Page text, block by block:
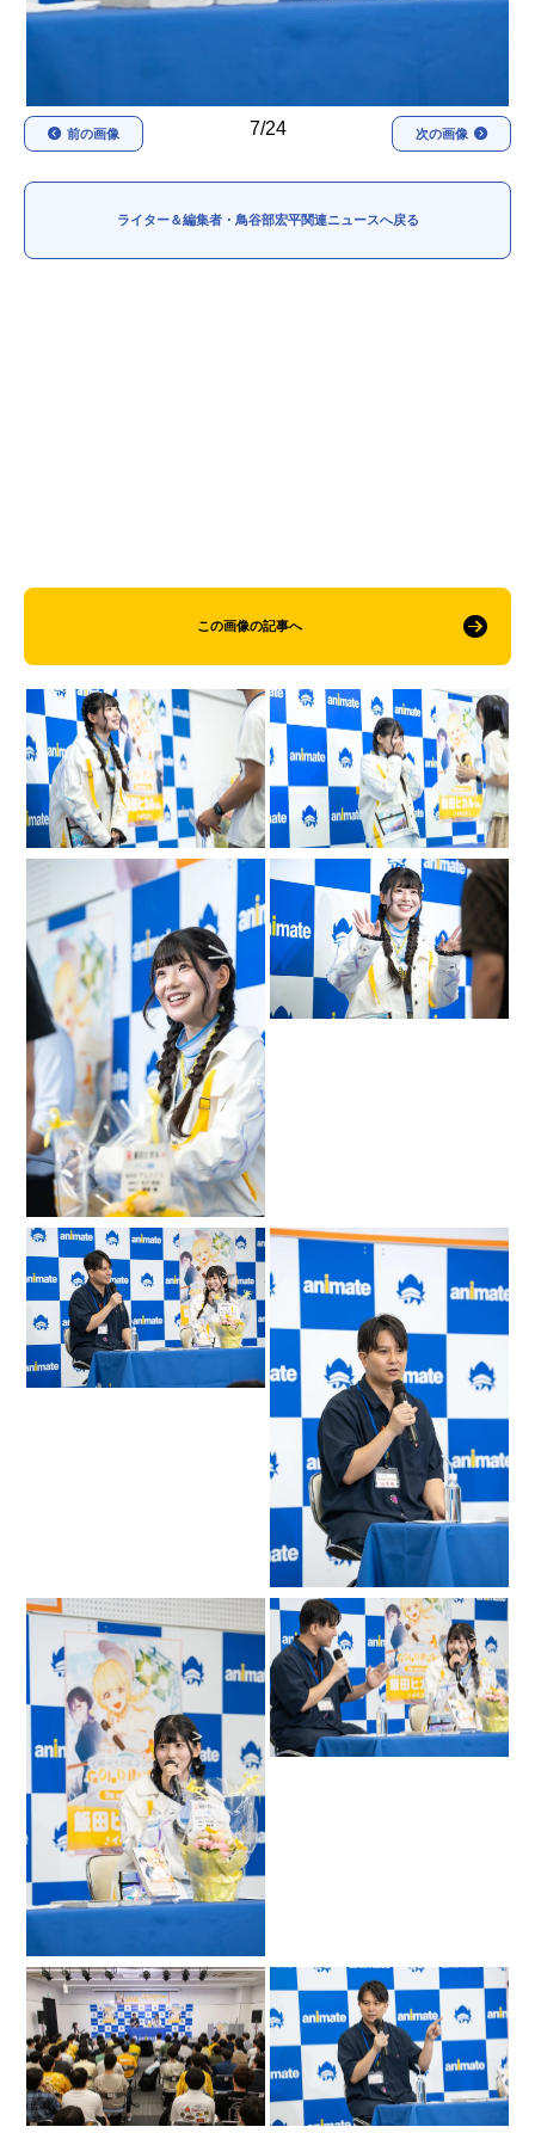
7/24
前の画像 次の画像
ライター＆編集者・鳥谷部宏平関連ニュースへ戻る
この画像の記事へ